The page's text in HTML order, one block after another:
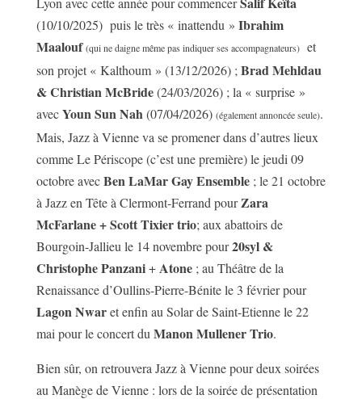
(10/10/2025) puis le très « inattendu » Ibrahim
Maalouf (qui ne daigne même pas indiquer ses accompagnateurs)et
son projet « Kalthoum » (13/12/2026) ; Brad Mehldau
& Christian McBride(24/03/2026) ; la « surprise »
avecYoun Sun Nah (07/04/2026) (également annoncée seule).
Mais, Jazz à Vienne va se promener dans d’autres lieux
comme Le Périscope (c’est une première) le jeudi 09
octobre avecBen LaMar Gay Ensemble; le 21 octobre
à Jazz en Tête à Clermont-Ferrand pourZara
McFarlane + Scott Tixier trio; aux abattoirs de
Bourgoin-Jallieu le 14 novembre pour20syl &
Christophe Panzani+Atone; au Théâtre de la
Renaissance d’Oullins-Pierre-Bénite le 3 février pour
Lagon Nwaret enfin au Solar de Saint-Etienne le 22
mai pour le concert du Manon Mullener Trio.
Bien sûr, on retrouvera Jazz à Vienne pour deux soirées
au Manège de Vienne : lors de la soirée de présentation